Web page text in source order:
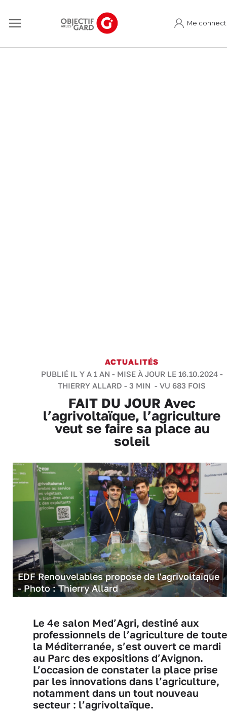
Me
ACTUALITÉS
PUBLIÉ IL Y A 1 AN - MISE À JOUR LE 16.10.2024 -
THIERRY ALLARD - 3 MIN - VU 683 FOIS
FAIT DU JOUR Avec
l’agrivoltaïque, l’agriculture
veut se faire sa place au
soleil
EDF Renouvelables propose de l'agrivoltaïque
- Photo : Thierry Allard
Le 4e salon Med’Agri, destiné aux
professionnels de l’agriculture de toute
la Méditerranée, s’est ouvert ce mardi
au Parc des expositions d’Avignon.
L’occasion de constater la place prise
par les innovations dans l’agriculture,
notamment dans un tout nouveau
secteur : l’agrivoltaïque.